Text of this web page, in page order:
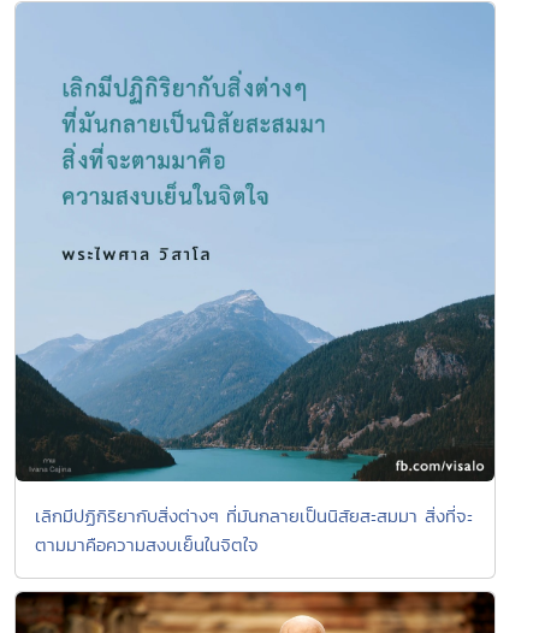
เลิกมีปฏิกิริยากับสิ่งต่างๆ ที่มันกลายเป็นนิสัยสะสมมา สิ่งที่จะ
ตามมาคือความสงบเย็นในจิตใจ